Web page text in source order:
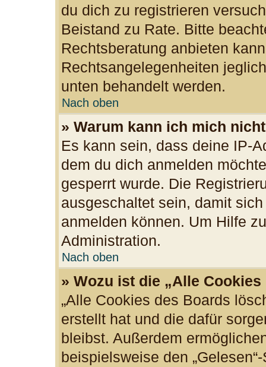
du dich zu registrieren
Beistand zu Rate. Bitte
Rechtsberatung anbieten
Rechtsangelegenheiten
unten behandelt werden.
Nach oben
» Warum kann ich mich
Es kann sein, dass deine IP-
dem du dich anmelden
gesperrt wurde. Die
ausgeschaltet sein, damit
anmelden können. Um Hilfe
Administration.
Nach oben
» Wozu ist die „Alle
„Alle Cookies des Boards
erstellt hat und die dafür
bleibst. Außerdem
beispielsweise den